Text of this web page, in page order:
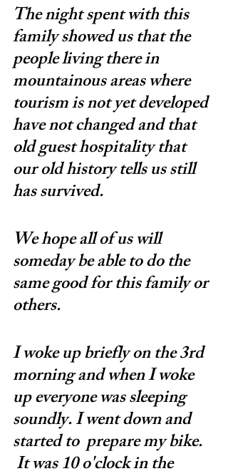
The night spent with this
family showed us that the
people living there in
mountainous areas where
tourism is not yet developed
have not changed and that
old guest hospitality that
our old history tells us still
has survived.
We hope all of us will
someday be able to do the
same good for this family or
others.
I woke up briefly on the 3rd
morning and when I woke
up everyone was sleeping
soundly. I went down and
started to  prepare my bike.